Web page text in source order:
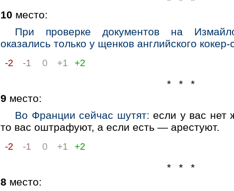
10 место:
При проверке документов на
оказались только у щенков английского кокер-
-2 -1 0 +1 +2
* * *
9 место:
Во Франции сейчас шутят: если у вас нет
то вас оштрафуют, а если есть — арестуют.
-2 -1 0 +1 +2
* * *
8 место: